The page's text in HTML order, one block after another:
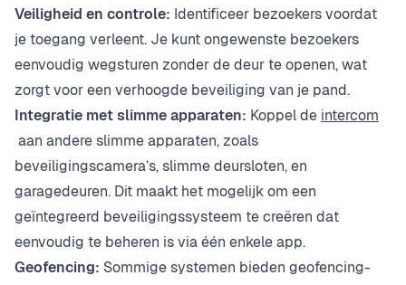
Veiligheid en controle: Identificeer bezoekers voordat
je toegang verleent. Je kunt ongewenste bezoekers
eenvoudig wegsturen zonder de deur te openen, wat
zorgt voor een verhoogde beveiliging van je pand.
Integratie met slimme apparaten: Koppel de intercom
aan andere slimme apparaten, zoals
beveiligingscamera’s, slimme deursloten, en
garagedeuren. Dit maakt het mogelijk om een
geïntegreerd beveiligingssysteem te creëren dat
eenvoudig te beheren is via één enkele app.
Geofencing: Sommige systemen bieden geofencing-